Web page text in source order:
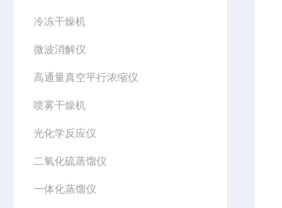
冷冻干燥机
微波消解仪
高通量真空平行浓缩仪
喷雾干燥机
光化学反应仪
二氧化硫蒸馏仪
一体化蒸馏仪